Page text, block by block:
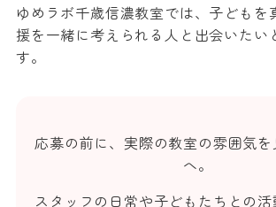
ゆめラボ千歳信濃教室では、子どもを
援を一緒に考えられる人と出会いたい
す。
応募の前に、実際の教室の雰囲気
へ。
スタッフの日常や子どもたちとの活